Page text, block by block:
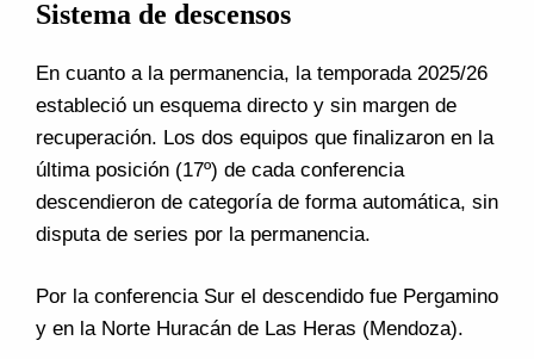
Sistema de descensos
En cuanto a la permanencia, la temporada 2025/26
estableció un esquema directo y sin margen de
recuperación. Los dos equipos que finalizaron en la
última posición (17º) de cada conferencia
descendieron de categoría de forma automática, sin
disputa de series por la permanencia.
Por la conferencia Sur el descendido fue Pergamino
y en la Norte Huracán de Las Heras (Mendoza).